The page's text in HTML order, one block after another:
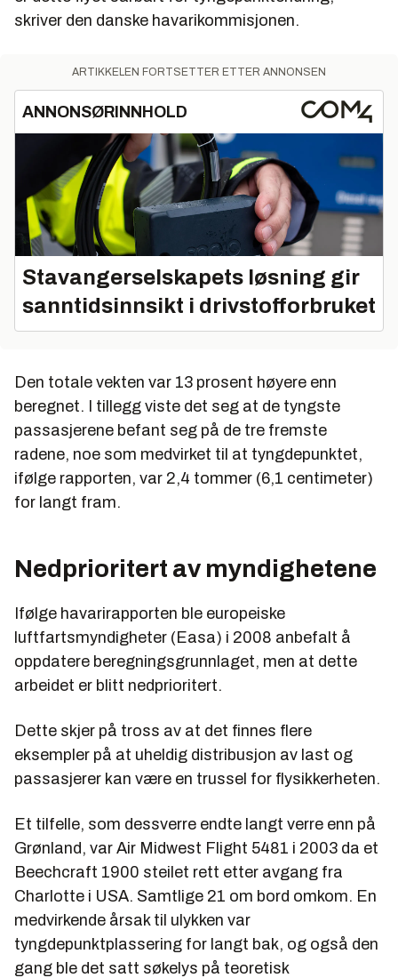
skriver den danske havarikommisjonen.
ARTIKKELEN FORTSETTER ETTER ANNONSEN
ANNONSØRINNHOLD
Stavangerselskapets løsning gir
sanntidsinnsikt i drivstofforbruket
Den totale vekten var 13 prosent høyere enn
beregnet. I tillegg viste det seg at de tyngste
passasjerene befant seg på de tre fremste
radene, noe som medvirket til at tyngdepunktet,
ifølge rapporten, var 2,4 tommer (6,1 centimeter)
for langt fram.
Nedprioritert av myndighetene
Ifølge havarirapporten ble europeiske
luftfartsmyndigheter (Easa) i 2008 anbefalt å
oppdatere beregningsgrunnlaget, men at dette
arbeidet er blitt nedprioritert.
Dette skjer på tross av at det finnes flere
eksempler på at uheldig distribusjon av last og
passasjerer kan være en trussel for flysikkerheten.
Et tilfelle, som dessverre endte langt verre enn på
Grønland, var Air Midwest Flight 5481 i 2003 da et
Beechcraft 1900 steilet rett etter avgang fra
Charlotte i USA. Samtlige 21 om bord omkom. En
medvirkende årsak til ulykken var
tyngdepunktplassering for langt bak, og også den
gang ble det satt søkelys på teoretisk